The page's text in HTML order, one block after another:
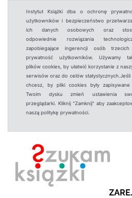
Instytut Książki dba o ochronę
użytkowników i bezpieczeństwo
ich danych osobowych oraz
odpowiednie rozwiązania
zapobiegające ingerencji osób
prywatność użytkowników. Używamy
plików cookies, by ułatwić korzystanie z
serwisów oraz do celów statystycznych.Jeśli
chcesz, by pliki cookies były zapisywane
Twoim dysku zmień ustawienia
przeglądarki. Kliknij "Zamknij" aby
naszą politykę prywatności.